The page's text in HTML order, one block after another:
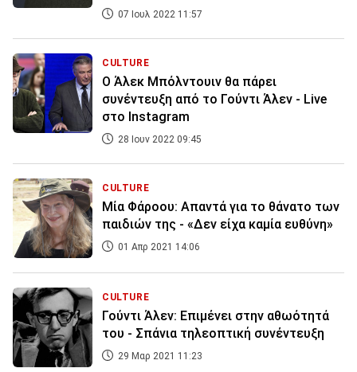
07 Ιουλ 2022 11:57
CULTURE
Ο Άλεκ Μπόλντουιν θα πάρει
συνέντευξη από το Γούντι Άλεν - Live
στο Instagram
28 Ιουν 2022 09:45
CULTURE
Μία Φάροου: Απαντά για το θάνατο των
παιδιών της - «Δεν είχα καμία ευθύνη»
01 Απρ 2021 14:06
CULTURE
Γούντι Άλεν: Επιμένει στην αθωότητά
του - Σπάνια τηλεοπτική συνέντευξη
29 Μαρ 2021 11:23